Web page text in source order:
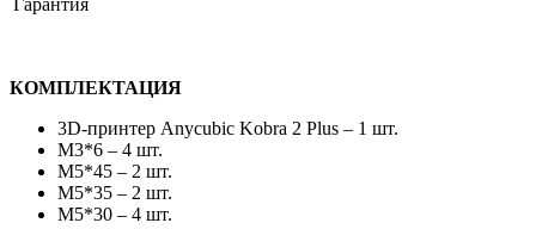
Гарантия
КОМПЛЕКТАЦИЯ
3D-принтер Anycubic Kobra 2 Plus – 1 шт.
М3*6 – 4 шт.
М5*45 – 2 шт.
М5*35 – 2 шт.
М5*30 – 4 шт.